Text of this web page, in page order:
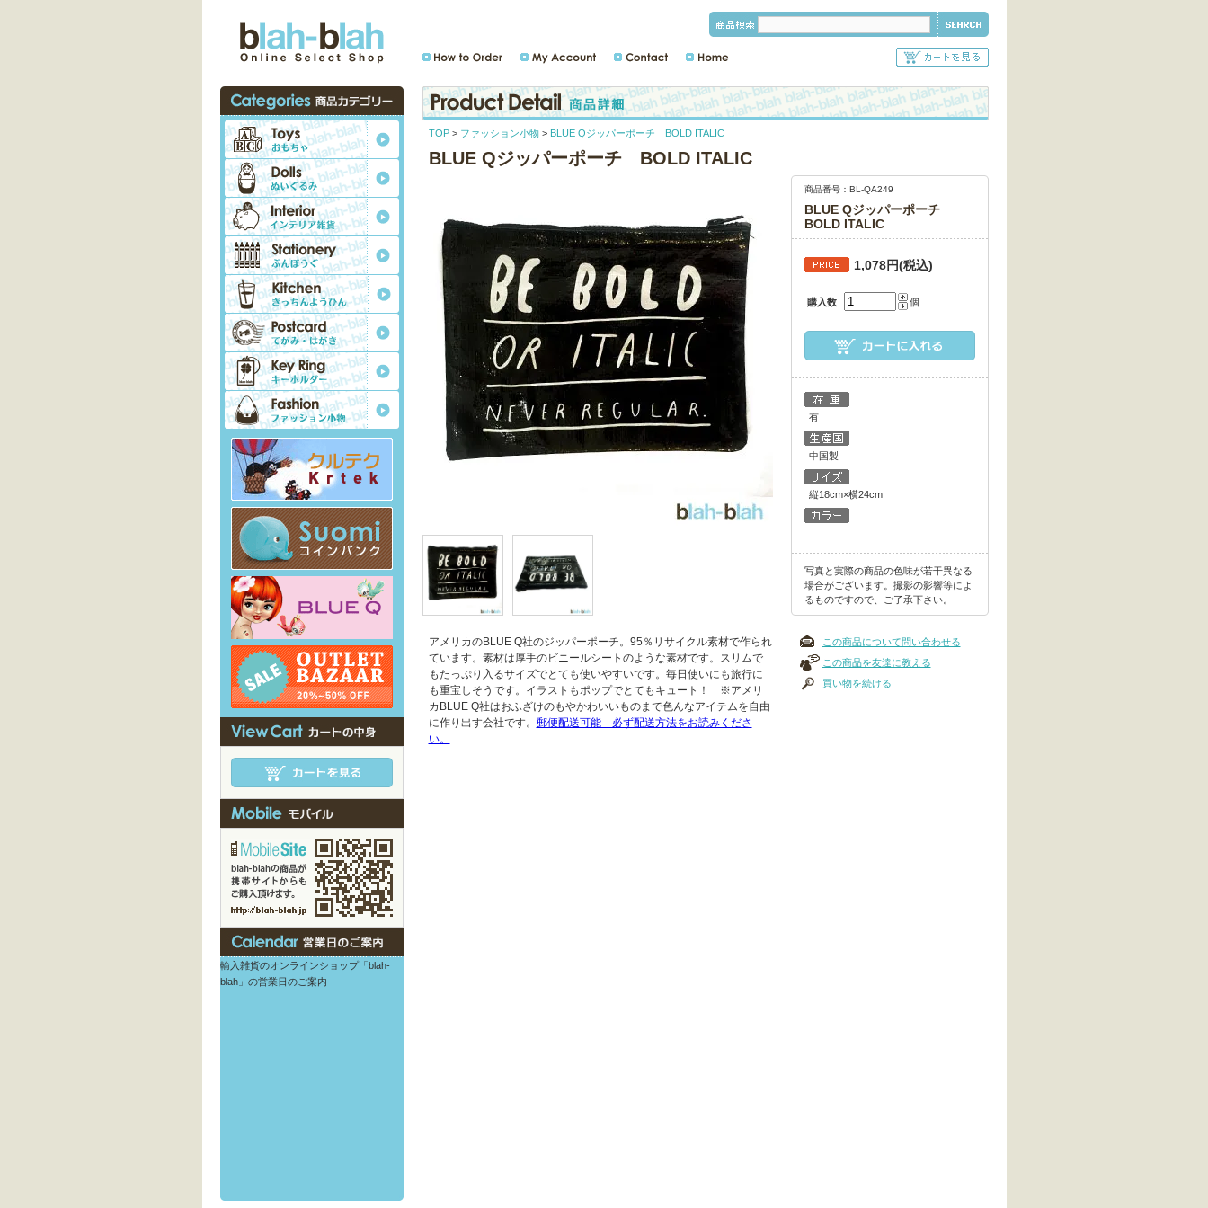
TOP> ファッション小物> BLUE Qジッパーポーチ BOLD ITALIC
BLUE Qジッパーポーチ BOLD ITALIC
商品番号：BL-QA249
BLUE Qジッパーポーチ
BOLD ITALIC
1,078円(税込)
購入数 個
有
中国製
縦18cm×横24cm
写真と実際の商品の色味が若干異なる
場合がございます。撮影の影響等によ
るものですので、ご了承下さい。
アメリカのBLUE Q社のジッパーポーチ。95％リサイクル素材で作られ
ています。素材は厚手のビニールシートのような素材です。スリムで
もたっぷり入るサイズでとても使いやすいです。毎日使いにも旅行に
も重宝しそうです。イラストもポップでとてもキュート！ ※アメリ
カBLUE Q社はおふざけのもやかわいいものまで色んなアイテムを自由
に作り出す会社です。 郵便配送可能 必ず配送方法をお読みくださ
い。
この商品について問い合わせる
この商品を友達に教える
買い物を続ける
輸入雑貨のオンラインショップ「blah-
blah」の営業日のご案内